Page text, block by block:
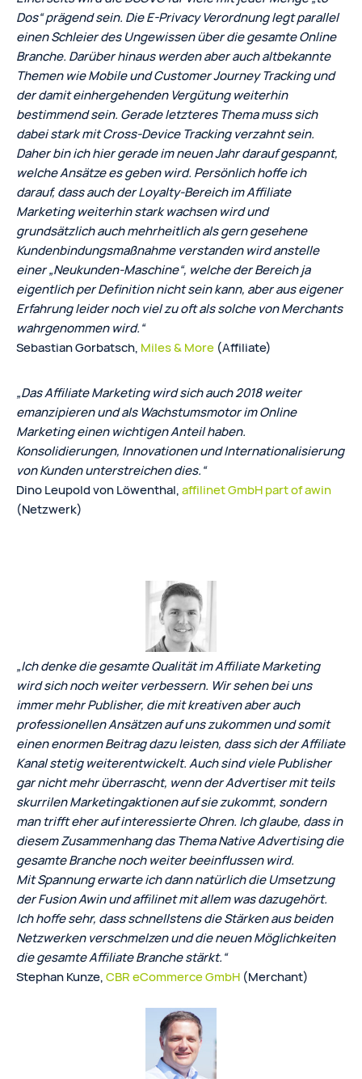
Dos“ prägend sein. Die E-Privacy Verordnung legt parallel
einen Schleier des Ungewissen über die gesamte Online
Branche. Darüber hinaus werden aber auch altbekannte
Themen wie Mobile und Customer Journey Tracking und
der damit einhergehenden Vergütung weiterhin
bestimmend sein. Gerade letzteres Thema muss sich
dabei stark mit Cross-Device Tracking verzahnt sein.
Daher bin ich hier gerade im neuen Jahr darauf gespannt,
welche Ansätze es geben wird. Persönlich hoffe ich
darauf, dass auch der Loyalty-Bereich im Affiliate
Marketing weiterhin stark wachsen wird und
grundsätzlich auch mehrheitlich als gern gesehene
Kundenbindungsmaßnahme verstanden wird anstelle
einer „Neukunden-Maschine“, welche der Bereich ja
eigentlich per Definition nicht sein kann, aber aus eigener
Erfahrung leider noch viel zu oft als solche von Merchants
wahrgenommen wird.“
Sebastian Gorbatsch, Miles & More (Affiliate)
„Das Affiliate Marketing wird sich auch 2018 weiter
emanzipieren und als Wachstumsmotor im Online
Marketing einen wichtigen Anteil haben.
Konsolidierungen, Innovationen und Internationalisierung
von Kunden unterstreichen dies.“
Dino Leupold von Löwenthal,affilinet GmbH part of awin
(Netzwerk)
„Ich denke die gesamte Qualität im Affiliate Marketing
wird sich noch weiter verbessern. Wir sehen bei uns
immer mehr Publisher, die mit kreativen aber auch
professionellen Ansätzen auf uns zukommen und somit
einen enormen Beitrag dazu leisten, dass sich der Affiliate
Kanal stetig weiterentwickelt. Auch sind viele Publisher
gar nicht mehr überrascht, wenn der Advertiser mit teils
skurrilen Marketingaktionen auf sie zukommt, sondern
man trifft eher auf interessierte Ohren. Ich glaube, dass in
diesem Zusammenhang das Thema Native Advertising die
gesamte Branche noch weiter beeinflussen wird.
Mit Spannung erwarte ich dann natürlich die Umsetzung
der Fusion Awin und affilinet mit allem was dazugehört.
Ich hoffe sehr, dass schnellstens die Stärken aus beiden
Netzwerken verschmelzen und die neuen Möglichkeiten
die gesamte Affiliate Branche stärkt.“
Stephan Kunze,CBR eCommerce GmbH (Merchant)